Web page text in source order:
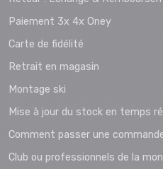
Paiement 3x 4x Oney
Carte de fidélité
Retrait en magasin
Montage ski
Mise à jour du stock en temps
Comment passer une
Club ou professionnels de la